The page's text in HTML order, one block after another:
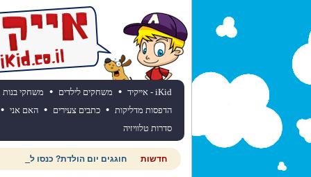
iKid - אייקיד • משחקים לילדים • משחקי בנות
הדפסות מדליקות • כתבים צעירים • האם אני •
סדרות טלוויזיה
חדשות חוגגים יום הולדת? כנסו לאתר